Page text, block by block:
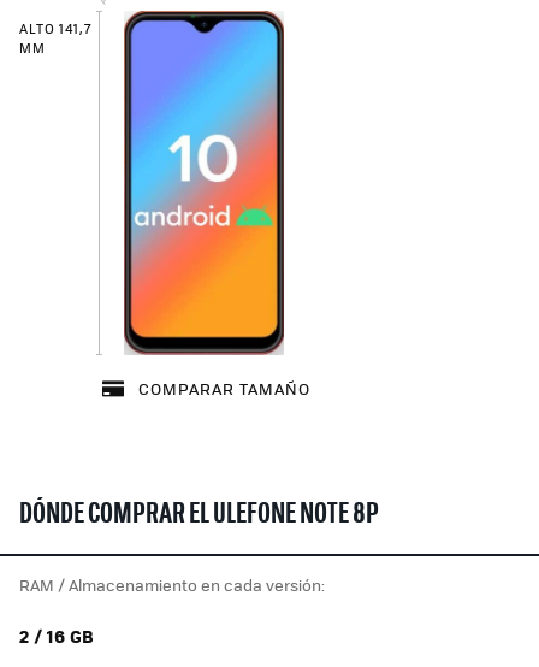
ALTO 141,7
MM
COMPARAR TAMAÑO
DÓNDE COMPRAR EL ULEFONE NOTE 8P
RAM / Almacenamiento en cada versión:
2 / 16 GB